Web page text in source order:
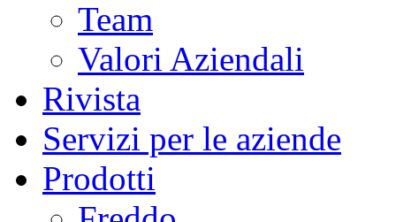
Team
Valori Aziendali
Rivista
Servizi per le aziende
Prodotti